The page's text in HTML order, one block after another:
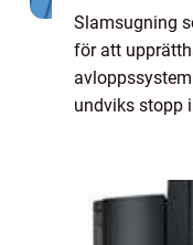
Slamsugning
för att
undviks stopp